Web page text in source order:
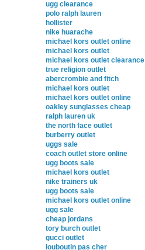
ugg clearance
polo ralph lauren
hollister
nike huarache
michael kors outlet online
michael kors outlet
michael kors outlet clearance
true religion outlet
abercrombie and fitch
michael kors outlet
michael kors outlet online
oakley sunglasses cheap
ralph lauren uk
the north face outlet
burberry outlet
uggs sale
coach outlet store online
ugg boots sale
michael kors outlet
nike trainers uk
ugg boots sale
michael kors outlet online
ugg sale
cheap jordans
tory burch outlet
gucci outlet
louboutin pas cher